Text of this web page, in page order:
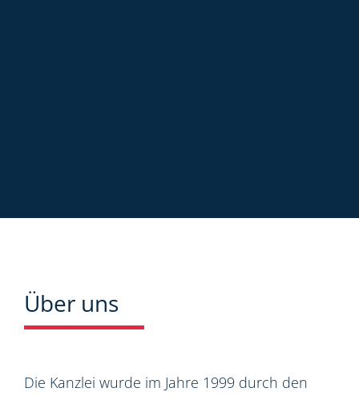
Über uns
Die Kanzlei wurde im Jahre 1999 durch den